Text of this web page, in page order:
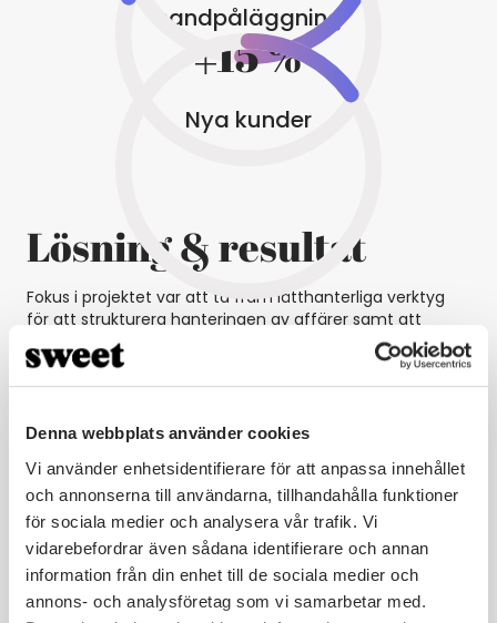
Denna webbplats använder cookies
Vi använder enhetsidentifierare för att anpassa innehållet
och annonserna till användarna, tillhandahålla funktioner
för sociala medier och analysera vår trafik. Vi
vidarebefordrar även sådana identifierare och annan
information från din enhet till de sociala medier och
annons- och analysföretag som vi samarbetar med.
handpåläggning
15 %
Nya kunder
Lösning & resultat
Fokus i projektet var att ta fram lätthanterliga verktyg
för att strukturera hanteringen av affärer samt att
underlätta administrationen av avtal och ägare. Sweet
CRM implementerades och har successivt ersatt Skistars
manuella arbetssätt och system så att alla på Skistar
driva processerna framåt.
Skistar Vacation Club´s säljavdelning kom snabbt in i det
nya systemet och arbetssättet vilket bidragit till att:
Säljarna är mer effektiva än tidigare
Försäljningen på ny och befintlig kund har ökat
Fler kunder har gått från att hyra ett boende till att
äga ett boende.